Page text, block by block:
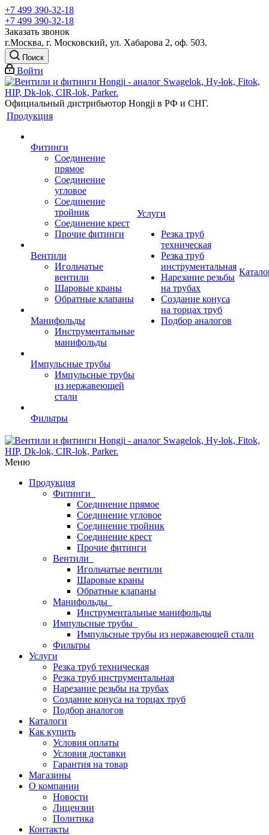
+7 499 390-32-18
+7 499 390-32-18
Заказать звонок
г.Москва, г. Московский, ул. Хабарова 2, оф. 503.
Поиск
Войти
Официальный дистрибьютор Hongji в РФ и СНГ.
Продукция
Фитинги
Соединение
прямое
Соединение
угловое
Соединение
тройник
Соединение крест
Прочие фитинги
Вентили
Игольчатые
вентили
Шаровые краны
Обратные клапаны
Манифольды
Инструментальные
манифольды
Импульсные трубы
Импульсные трубы
из нержавеющей
стали
Фильтры
Услуги
Резка труб
техническая
Резка труб
инструментальная
Нарезание резьбы
на трубах
Создание конуса
на торцах труб
Подбор аналогов
Меню
Продукция
Фитинги
Соединение прямое
Соединение угловое
Соединение тройник
Соединение крест
Прочие фитинги
Вентили
Игольчатые вентили
Шаровые краны
Обратные клапаны
Манифольды
Инструментальные манифольды
Импульсные трубы
Импульсные трубы из нержавеющей стали
Фильтры
Услуги
Резка труб техническая
Резка труб инструментальная
Нарезание резьбы на трубах
Создание конуса на торцах труб
Подбор аналогов
Каталоги
Как купить
Условия оплаты
Условия доставки
Гарантия на товар
Магазины
О компании
Новости
Лицензии
Политика
Контакты